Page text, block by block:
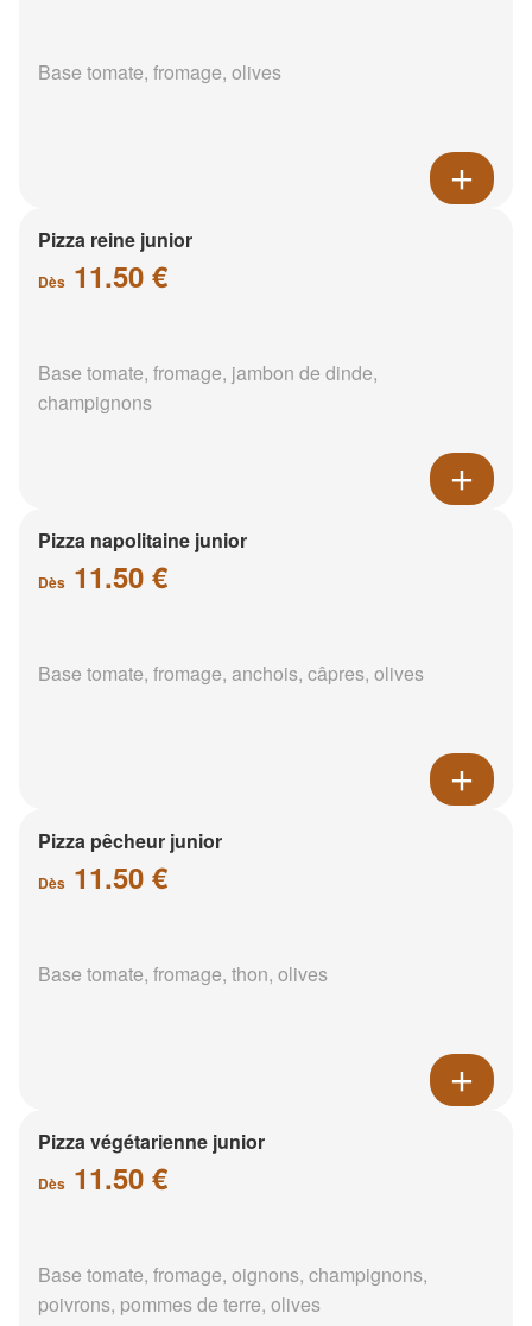
Base tomate, fromage, olives
Pizza reine junior
Dès 11.50 €
Base tomate, fromage, jambon de dinde,
champignons
Pizza napolitaine junior
Dès 11.50 €
Base tomate, fromage, anchois, câpres, olives
Pizza pêcheur junior
Dès 11.50 €
Base tomate, fromage, thon, olives
Pizza végétarienne junior
Dès 11.50 €
Base tomate, fromage, oignons, champignons,
poivrons, pommes de terre, olives